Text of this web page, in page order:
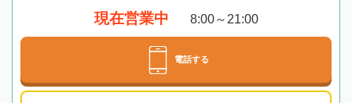
現在営業中 8:00～21:00
電話する